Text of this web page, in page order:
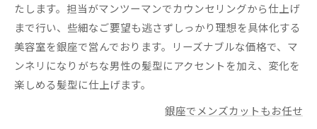
たします。担当がマンツーマンでカウンセリングから仕上げ
まで行い、些細なご要望も逃さずしっかり理想を具体化する
美容室を銀座で営んでおります。リーズナブルな価格で、マ
ンネリになりがちな男性の髪型にアクセントを加え、変化を
楽しめる髪型に仕上げます。
銀座でメンズカットもお任せ